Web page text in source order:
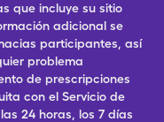
que incluye su sitio
adicional se
participantes, así
problema
de prescripciones
con el Servicio de
24 horas, los 7 días